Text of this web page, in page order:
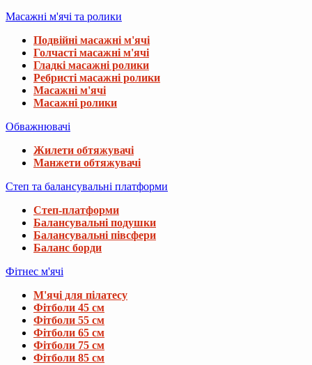
Масажні м'ячі та ролики
Подвійні масажні м'ячі
Голчасті масажні м'ячі
Гладкі масажні ролики
Ребристі масажні ролики
Масажні м'ячі
Масажні ролики
Обважнювачі
Жилети обтяжувачі
Манжети обтяжувачі
Степ та балансувальні платформи
Степ-платформи
Балансувальні подушки
Балансувальні півсфери
Баланс борди
Фітнес м'ячі
М'ячі для пілатесу
Фітболи 45 см
Фітболи 55 см
Фітболи 65 см
Фітболи 75 см
Фітболи 85 см